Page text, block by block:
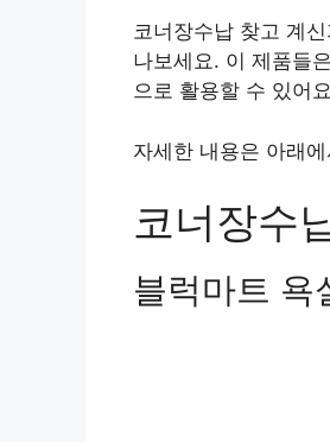
코너장수납 찾고 계
나보세요. 이 제품들
으로 활용할 수 있어
자세한 내용은 아래
코너장수
블럭마트 욕